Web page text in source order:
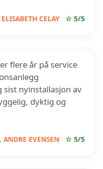
ELISABETH CELAY ☆ 5/5
flere år på service
nyinstallasjon av
dyktig og
ANDRE EVENSEN ☆ 5/5